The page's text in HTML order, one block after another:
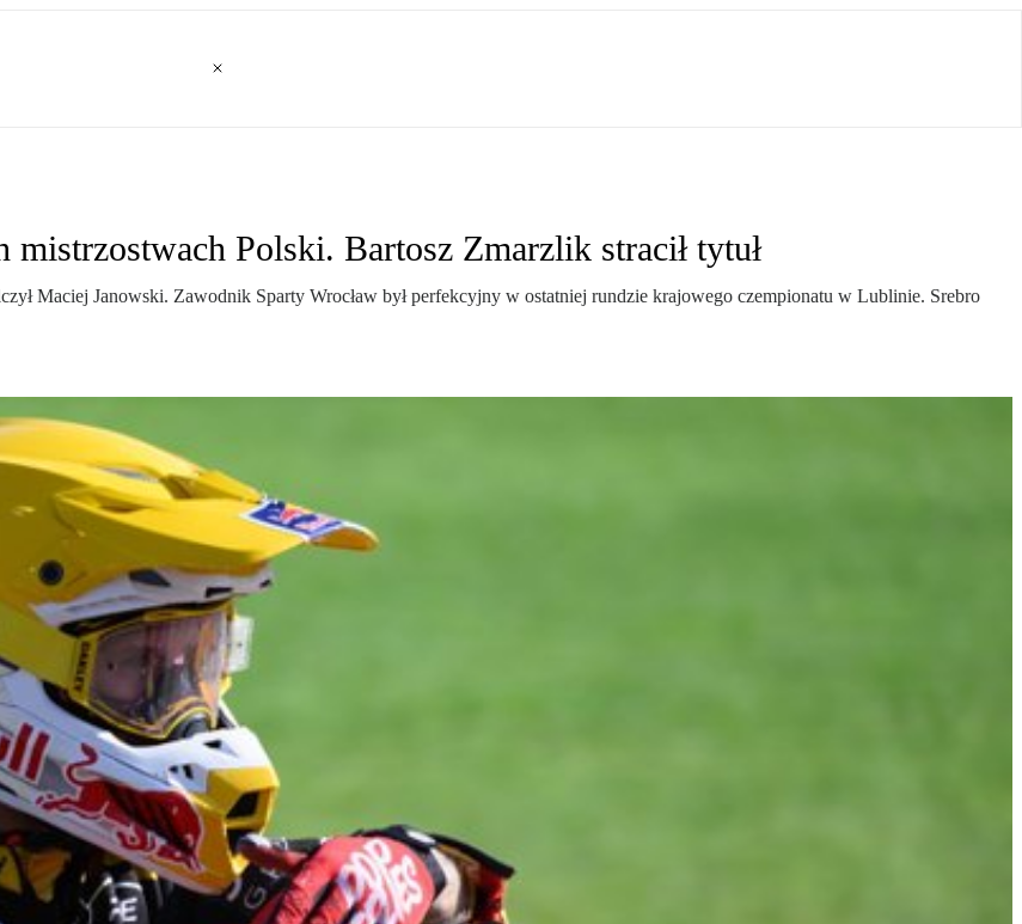
Polski. Bartosz Zmarzlik stracił tytuł
Maciej Janowski. Zawodnik Sparty Wrocław był perfekcyjny w ostatniej rundzie krajowego czempionatu w Lublinie. Srebro